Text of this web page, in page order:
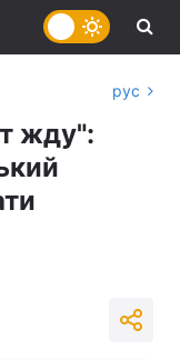
рус
жду":